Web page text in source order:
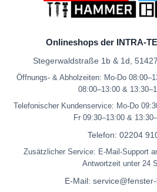
Onlineshops der INTRA-
Stegerwaldstraße 1b & 1d,
Öffnungs- & Abholzeiten: Mo-Do
08:00–13:00 &
Telefonischer Kundenservice: Mo-Do
Fr 09:30–13:00 &
Telefon: 02204
Zusätzlicher Service: E-Mail-Support
Antwortzeit unter 24
E-Mail: